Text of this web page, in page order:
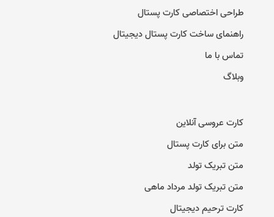
طراحی اختصاصی کارت پستال
راهنمای ساخت کارت پستال دیجیتال
تماس با ما
وبلاگ
کارت عروسی آنلاین
متن برای کارت پستال
متن تبریک تولد
متن تبریک تولد مرداد ماهی
کارت ترحیم دیجیتال